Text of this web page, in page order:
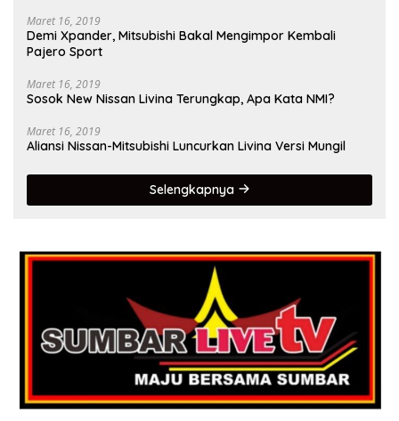
Maret 16, 2019
Demi Xpander, Mitsubishi Bakal Mengimpor Kembali
Pajero Sport
Maret 16, 2019
Sosok New Nissan Livina Terungkap, Apa Kata NMI?
Maret 16, 2019
Aliansi Nissan-Mitsubishi Luncurkan Livina Versi Mungil
Selengkapnya